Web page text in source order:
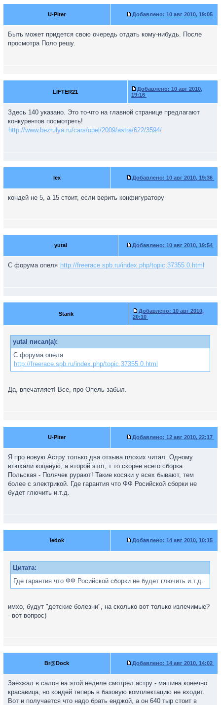
U-Piter Добавлено: 10 авг 2010, 19:05
Быть может придется свою очередь отдать кому-нибудь. После
просмотра Поло решу.
LIFTER21 Добавлено: 10 авг 2010,
19:16
Здесь 140 указано. Это то-что на главной странице предлагают
конкурентов посмотреть!
http://www.bezrulya.ru/cars/opel/2009/astra/622/3594/
lex Добавлено: 10 авг 2010, 19:36
кондей не 5, а 15 стоит, если верить конфигуратору
yutal Добавлено: 10 авг 2010, 19:54
С форума опеля http://freerace.spb.ru/index.php/topic,37355.0.html
Starik Добавлено: 10 авг 2010,
20:10
yutal писал(а):
С форума опеля
http://freerace.spb.ru/index.php/topic,37355.0.html
Да, впечатляет! Все, про Опель забыл.
U-Piter Добавлено: 12 авг 2010, 22:17
Я про новую Астру только два отзыва плохих читал. Одному
втюхали коцаную, а второй этот, т то скорее всего сборка
Польская - Полячек рурают! Такие косяки у всех бывают, тем
более с электрикой. Где гарантия что ФФ Росийской сборки не
будет глючить и.т.д.
ledok Добавлено: 14 авг 2010, 10:15
Цитата:
Где гарантия что ФФ Росийской сборки не будет глючить и.т.д.
имхо, будут "детские болезни", на сколько вот только излечимые?
- вот вопрос)
Br@Dock Добавлено: 14 авг 2010, 14:02
Заезжал в салон на этой неделе смотрел астру - машина конечно
красавица, но кондей теперь в базовую комплектацию не входит.
Вот и получается что надо брать енджой, а он 640 тыр стоит в